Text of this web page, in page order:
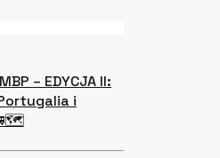
– EDYCJA II:
i